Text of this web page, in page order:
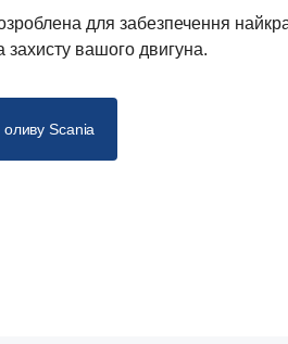
для забезпечення
захисту вашого двигуна.
оливу Scania